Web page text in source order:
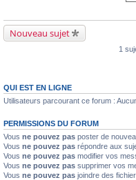
Nouveau sujet
1
QUI EST EN LIGNE
Utilisateurs parcourant ce forum :
PERMISSIONS DU FORUM
Vous ne pouvez pas poster de
Vous ne pouvez pas répondre aux
Vous ne pouvez pas modifier vos
Vous ne pouvez pas supprimer vos
Vous ne pouvez pas joindre des